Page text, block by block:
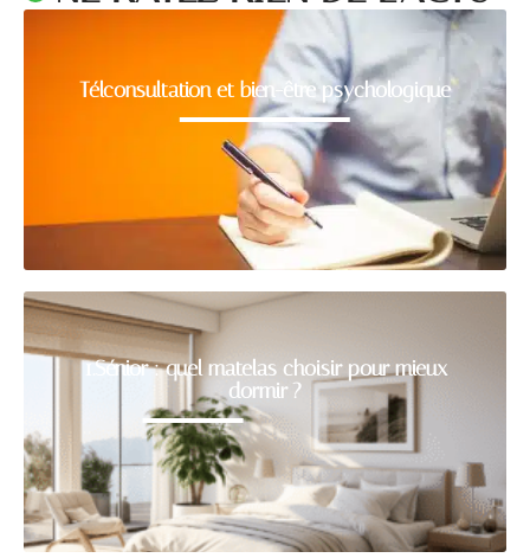
Télconsultation et bien-être psychologique
1.Sénior : quel matelas choisir pour mieux
dormir ?